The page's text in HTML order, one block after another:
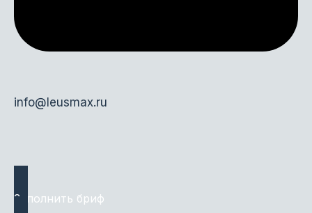
info@leusmax.ru
Заполнить бриф